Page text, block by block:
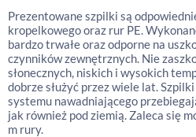
Prezentowane szpilki są
kropelkowego oraz rur PE.
bardzo trwałe oraz odporne na
czynników zewnętrznych. Nie
słonecznych, niskich i wysokich
dobrze służyć przez wiele lat.
systemu nawadniającego
jak również pod ziemią. Zaleca się
m rury.